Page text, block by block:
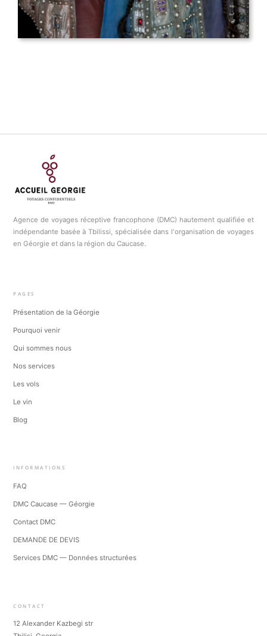
Agence de voyages réceptive francophone (DMC) hautement qualifiée et
indépendante basée à Tbilissi, spécialisée dans l'organisation de voyages
en Géorgie et dans la région du Caucase.
PAGES
Présentation de la Géorgie
Pourquoi venir
Qui sommes nous
Nos services
Les vols
Le vin
Blog
INFORMATIONS
FAQ
DMC Caucase — Géorgie
Contact DMC
DEMANDE DE DEVIS
Services DMC — Données structurées
CONTACT
12 Alexander Kazbegi str